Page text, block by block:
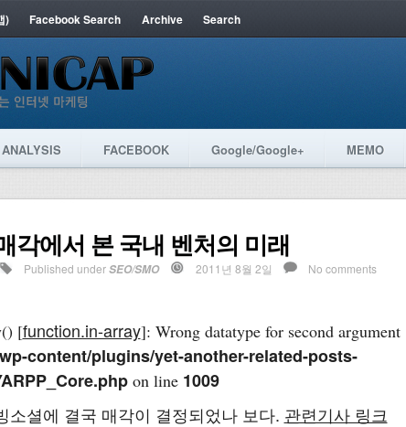
) Facebook Search Archive Search
FACEBOOK Google/Google+ MEMO
각에서 본 국내 벤처의 미래
Published underSEO/SMO 2011년 8월 2일 No comments
[function.in-array]: Wrong datatype for second argument
content/plugins/yet-another-related-posts-
on line 1009
소셜에 결국 매각이 결정되었나 보다. 관련기사 링크